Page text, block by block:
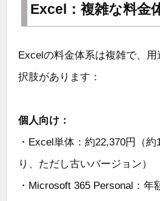
Excel：複雑な料金
Excelの料金体系は複雑で、
択肢があります：
個人向け：
・Excel単体：約22,370円（
り、ただし古いバージョン）
・Microsoft 365 Personal：年